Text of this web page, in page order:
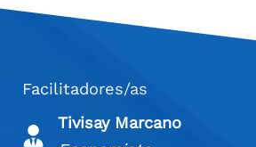
Facilitadores/as
Tivisay Marcano